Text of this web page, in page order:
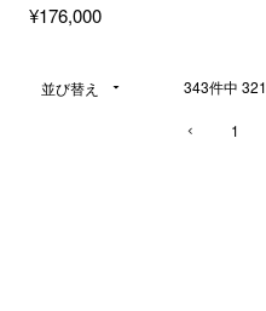
¥176,000
並び替え 343件中 321
1